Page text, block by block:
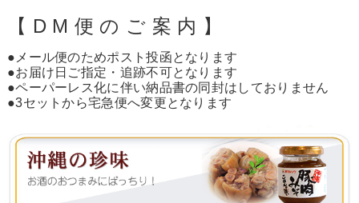
【 D M 便 の ご 案 内 】
●メール便のためポスト投函となります
●お届け日ご指定・追跡不可となります
●ペーパーレス化に伴い納品書の同封はしておりません
●3セットから宅急便へ変更となります